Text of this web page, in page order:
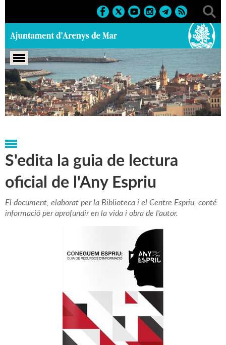
Portada > Notícies > Marcs > Culturals > 2013 > Any
Espriu
S'edita la guia de lectura
oficial de l'Any Espriu
El document, elaborat per la Biblioteca i el Centre Espriu, conté
informació per aprofundir en la vida i obra de l'autor.